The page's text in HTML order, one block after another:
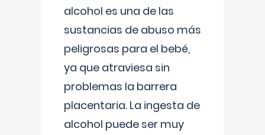
alcohol es una de las
sustancias de abuso más
peligrosas para el bebé,
ya que atraviesa sin
problemas la barrera
placentaria. La ingesta de
alcohol puede ser muy